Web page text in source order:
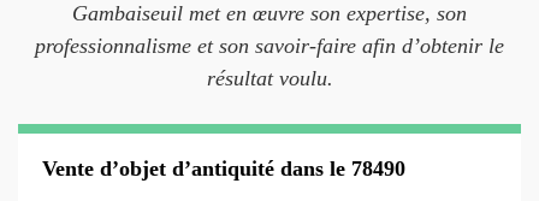
Gambaiseuil met en œuvre son expertise, son
professionnalisme et son savoir-faire afin d’obtenir le
résultat voulu.
Vente d’objet d’antiquité dans le 78490